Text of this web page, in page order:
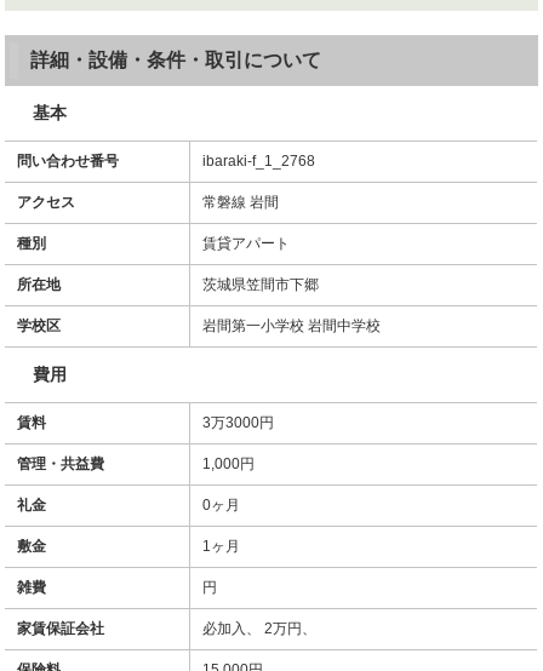
詳細・設備・条件・取引について
基本
問い合わせ番号 ibaraki-f_1_2768
アクセス 常磐線 岩間
種別 賃貸アパート
所在地 茨城県笠間市下郷
学校区 岩間第一小学校 岩間中学校
費用
賃料 3万3000円
管理・共益費 1,000円
礼金 0ヶ月
敷金 1ヶ月
雑費 円
家賃保証会社 必加入、 2万円、